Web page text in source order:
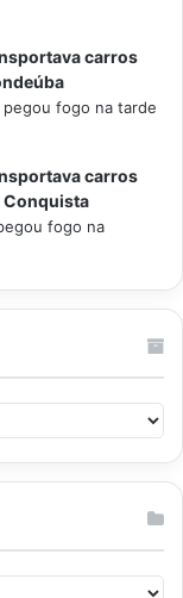
carros
fogo na tarde
carros
Conquista
fogo na